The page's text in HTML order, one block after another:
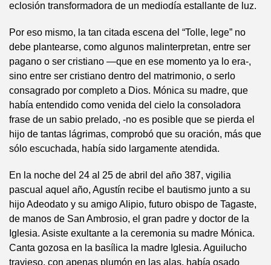
eclosión transformadora de un mediodía estallante de luz.
Por eso mismo, la tan citada escena del “Tolle, lege” no
debe plantearse, como algunos malinterpretan, entre ser
pagano o ser cristiano —que en ese momento ya lo era-,
sino entre ser cristiano dentro del matrimonio, o serlo
consagrado por completo a Dios. Mónica su madre, que
había entendido como venida del cielo la consoladora
frase de un sabio prelado, -no es posible que se pierda el
hijo de tantas lágrimas, comprobó que su oración, más que
sólo escuchada, había sido largamente atendida.
En la noche del 24 al 25 de abril del año 387, vigilia
pascual aquel año, Agustín recibe el bautismo junto a su
hijo Adeodato y su amigo Alipio, futuro obispo de Tagaste,
de manos de San Ambrosio, el gran padre y doctor de la
Iglesia. Asiste exultante a la ceremonia su madre Mónica.
Canta gozosa en la basílica la madre Iglesia. Aguilucho
travieso, con apenas plumón en las alas, había osado